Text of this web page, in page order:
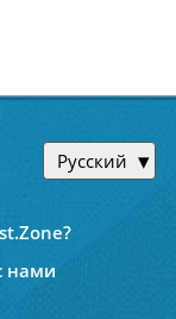
Русский
нами